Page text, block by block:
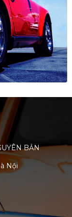
BẢN
Nội